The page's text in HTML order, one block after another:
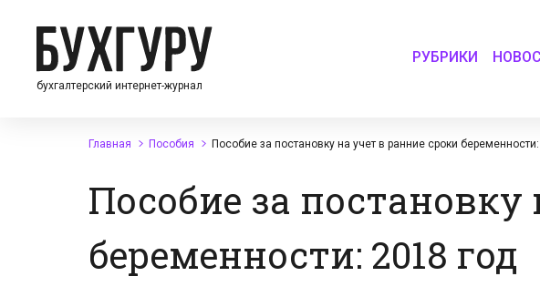
бухгалтерский интернет-журнал
РУБРИКИ
Главная Пособия Пособие за постановку на учет в ранние сроки
Пособие за
беременности: 2018 год